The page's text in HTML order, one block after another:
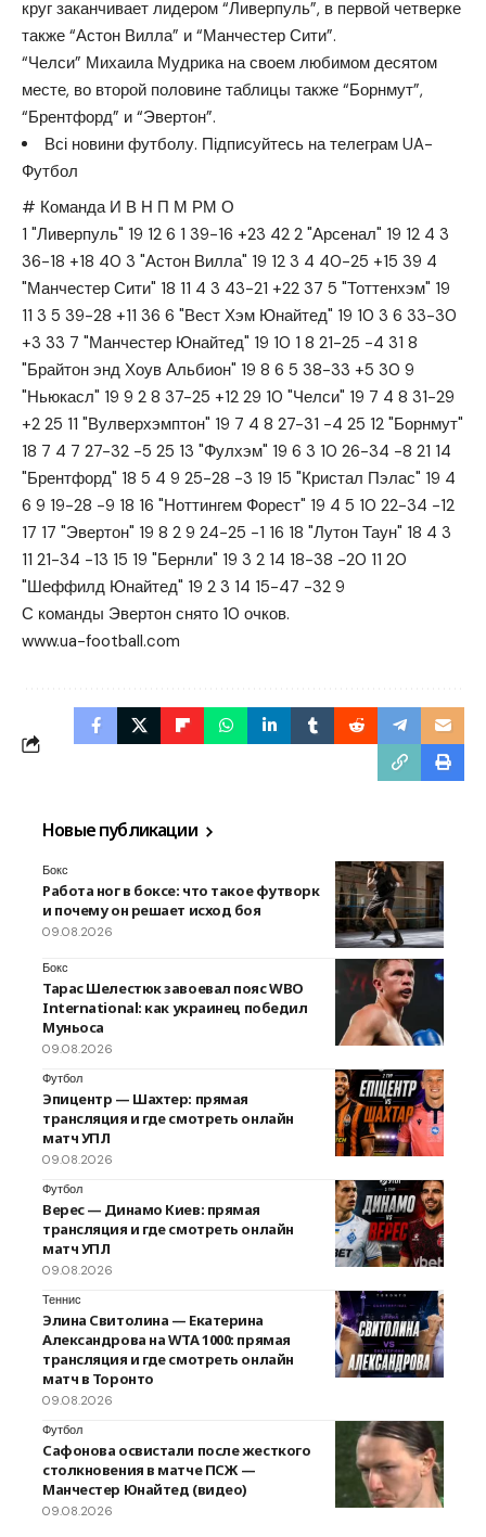
круг заканчивает лидером “Ливерпуль”, в первой четверке
также “Астон Вилла” и “Манчестер Сити”.
“Челси” Михаила Мудрика на своем любимом десятом
месте, во второй половине таблицы также “Борнмут”,
“Брентфорд” и “Эвертон”.
Всі новини футболу. Підписуйтесь на телеграм UA-
Футбол
# Команда И В Н П М РМ О
1 "Ливерпуль" 19 12 6 1 39-16 +23 42 2 "Арсенал" 19 12 4 3
36-18 +18 40 3 "Астон Вилла" 19 12 3 4 40-25 +15 39 4
"Манчестер Сити" 18 11 4 3 43-21 +22 37 5 "Тоттенхэм" 19
11 3 5 39-28 +11 36 6 "Вест Хэм Юнайтед" 19 10 3 6 33-30
+3 33 7 "Манчестер Юнайтед" 19 10 1 8 21-25 -4 31 8
"Брайтон энд Хоув Альбион" 19 8 6 5 38-33 +5 30 9
"Ньюкасл" 19 9 2 8 37-25 +12 29 10 "Челси" 19 7 4 8 31-29
+2 25 11 "Вулверхэмптон" 19 7 4 8 27-31 -4 25 12 "Борнмут"
18 7 4 7 27-32 -5 25 13 "Фулхэм" 19 6 3 10 26-34 -8 21 14
"Брентфорд" 18 5 4 9 25-28 -3 19 15 "Кристал Пэлас" 19 4
6 9 19-28 -9 18 16 "Ноттингем Форест" 19 4 5 10 22-34 -12
17 17 "Эвертон" 19 8 2 9 24-25 -1 16 18 "Лутон Таун" 18 4 3
11 21-34 -13 15 19 "Бернли" 19 3 2 14 18-38 -20 11 20
"Шеффилд Юнайтед" 19 2 3 14 15-47 -32 9
С команды Эвертон снято 10 очков.
www.ua-football.com
Новые публикации
Бокс
Работа ног в боксе: что такое футворк
и почему он решает исход боя
09.08.2026
Бокс
Тарас Шелестюк завоевал пояс WBO
International: как украинец победил
Муньоса
09.08.2026
Футбол
Эпицентр — Шахтер: прямая
трансляция и где смотреть онлайн
матч УПЛ
09.08.2026
Футбол
Верес — Динамо Киев: прямая
трансляция и где смотреть онлайн
матч УПЛ
09.08.2026
Теннис
Элина Свитолина — Екатерина
Александрова на WTA 1000: прямая
трансляция и где смотреть онлайн
матч в Торонто
09.08.2026
Футбол
Сафонова освистали после жесткого
столкновения в матче ПСЖ —
Манчестер Юнайтед (видео)
09.08.2026